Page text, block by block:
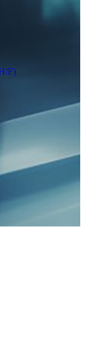
F)